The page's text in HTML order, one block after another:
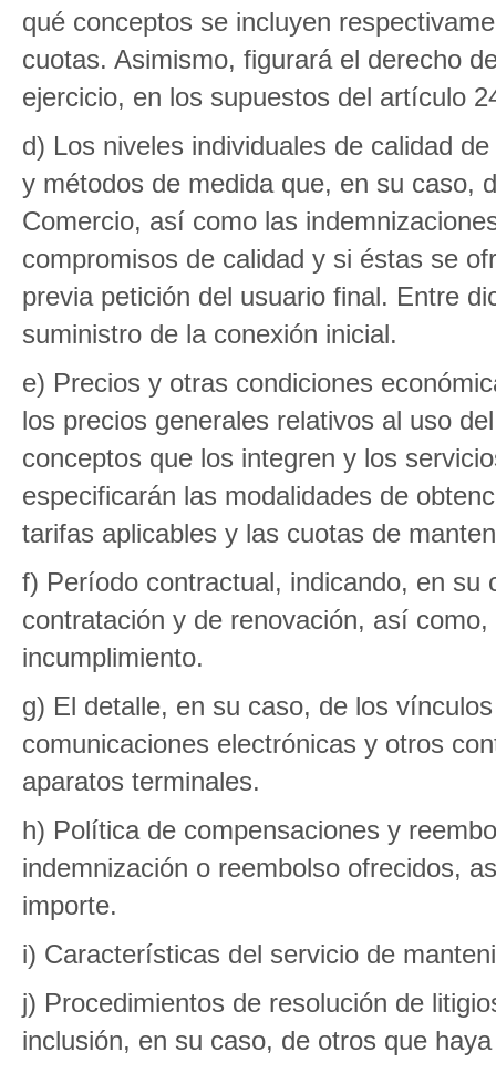
qué conceptos se incluyen
cuotas. Asimismo, figurará el derecho
ejercicio, en los supuestos del artículo
d) Los niveles individuales de calidad
y métodos de medida que, en su caso,
Comercio, así como las
compromisos de calidad y si éstas se
previa petición del usuario final. Entre
suministro de la conexión inicial.
e) Precios y otras condiciones
los precios generales relativos al uso
conceptos que los integren y los
especificarán las modalidades de
tarifas aplicables y las cuotas de
f) Período contractual, indicando, en
contratación y de renovación, así
incumplimiento.
g) El detalle, en su caso, de los
comunicaciones electrónicas y otros
aparatos terminales.
h) Política de compensaciones y
indemnización o reembolso ofrecidos,
importe.
i) Características del servicio de
j) Procedimientos de resolución de
inclusión, en su caso, de otros que